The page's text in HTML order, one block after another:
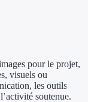
de A à H
pour le projet,
visuels ou
les outils
soutenue.